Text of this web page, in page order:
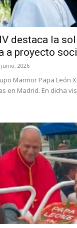
destaca la
a proyecto
junio, 2026
Marmor Papa León
en Madrid. En dicha